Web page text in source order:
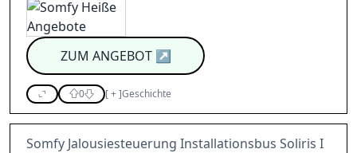
ZUM ANGEBOT↗
0 [+]Geschichte
Somfy Jalousiesteuerung Installationsbus Soliris I